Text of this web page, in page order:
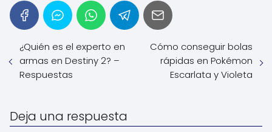
¿Quién es el experto en
armas en Destiny 2? –
Respuestas
Cómo conseguir bolas
rápidas en Pokémon
Escarlata y Violeta
Deja una respuesta